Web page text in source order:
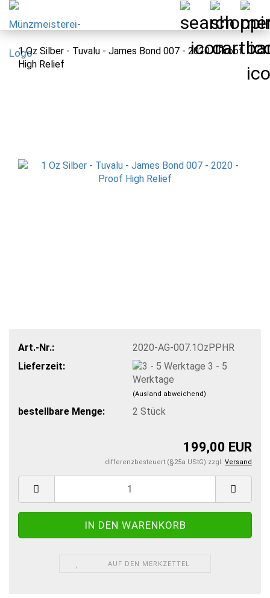
1 Oz Silber - Tuvalu - James Bond 007 - 2020 - Proof
High Relief
Art.-Nr.:
2020-AG-007.1OzPPHR
Lieferzeit:
3 - 5
Werktage
(Ausland abweichend)
bestellbare Menge: 2 Stück
199,00 EUR
differenzbesteuert (§25a UStG) zzgl. Versand
AUF DEN MERKZETTEL